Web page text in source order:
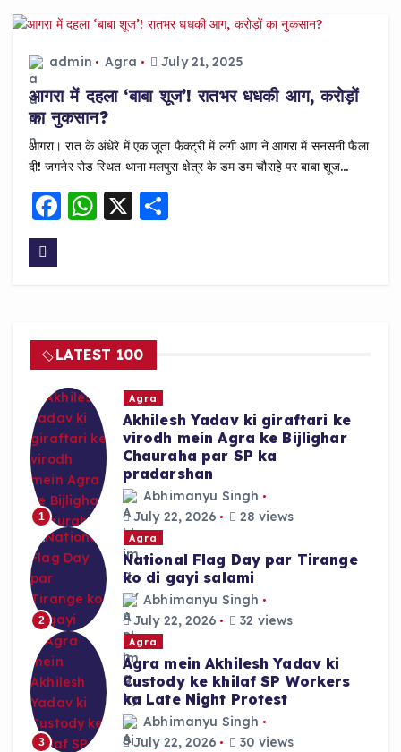
b
o
o
k
A
p
p
admin Agra July 21, 2025
आगरा में दहला ‘बाबा शूज’! रातभर धधकी आग, करोड़ों
का नुकसान?
आगरा। रात के अंधेरे में एक जूता फैक्ट्री में लगी आग ने आगरा में सनसनी फैला
दी! जगनेर रोड स्थित थाना मलपुरा क्षेत्र के डम डम चौराहे पर बाबा शूज…
F
o
o
k
W
p
p
X S
LATEST 100
1
Agra
Akhilesh Yadav ki giraftari ke
virodh mein Agra ke Bijlighar
Chauraha par SP ka
pradarshan
Abhimanyu Singh
July 22, 2026
28 views
2
Agra
National Flag Day par Tirange
ko di gayi salami
Abhimanyu Singh
July 22, 2026
32 views
3
Agra
Agra mein Akhilesh Yadav ki
Custody ke khilaf SP Workers
ka Late Night Protest
Abhimanyu Singh
July 22, 2026
30 views